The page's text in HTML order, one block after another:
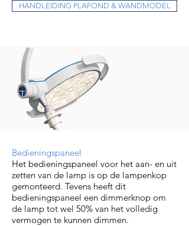
HANDLEIDING PLAFOND & WANDMODEL
Bedieningspaneel
Het bedieningspaneel voor het aan- en uit
zetten van de lamp is op de lampenkop
gemonteerd. Tevens heeft dit
bedieningspaneel een dimmerknop om
de lamp tot wel 50% van het volledig
vermogen te kunnen dimmen.